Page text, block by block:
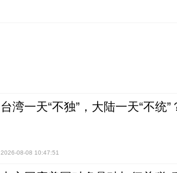
台湾一天“不独”，大陆一天“不统
2026-08-08 10:47:51